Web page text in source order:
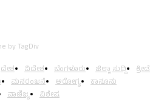
by TagDiv
ದೇಶ ವಿದೇಶ ಬೆಂಗಳೂರು ಜಿಲ್ಲಾ ಸುದ್ದಿ
ಕ್ರೀಡೆ
ಮನರಂಜನೆ ಆರೋಗ್ಯ
ಕಾನೂನು
ವಾಣಿಜ್ಯ ವಿಶೇಷ